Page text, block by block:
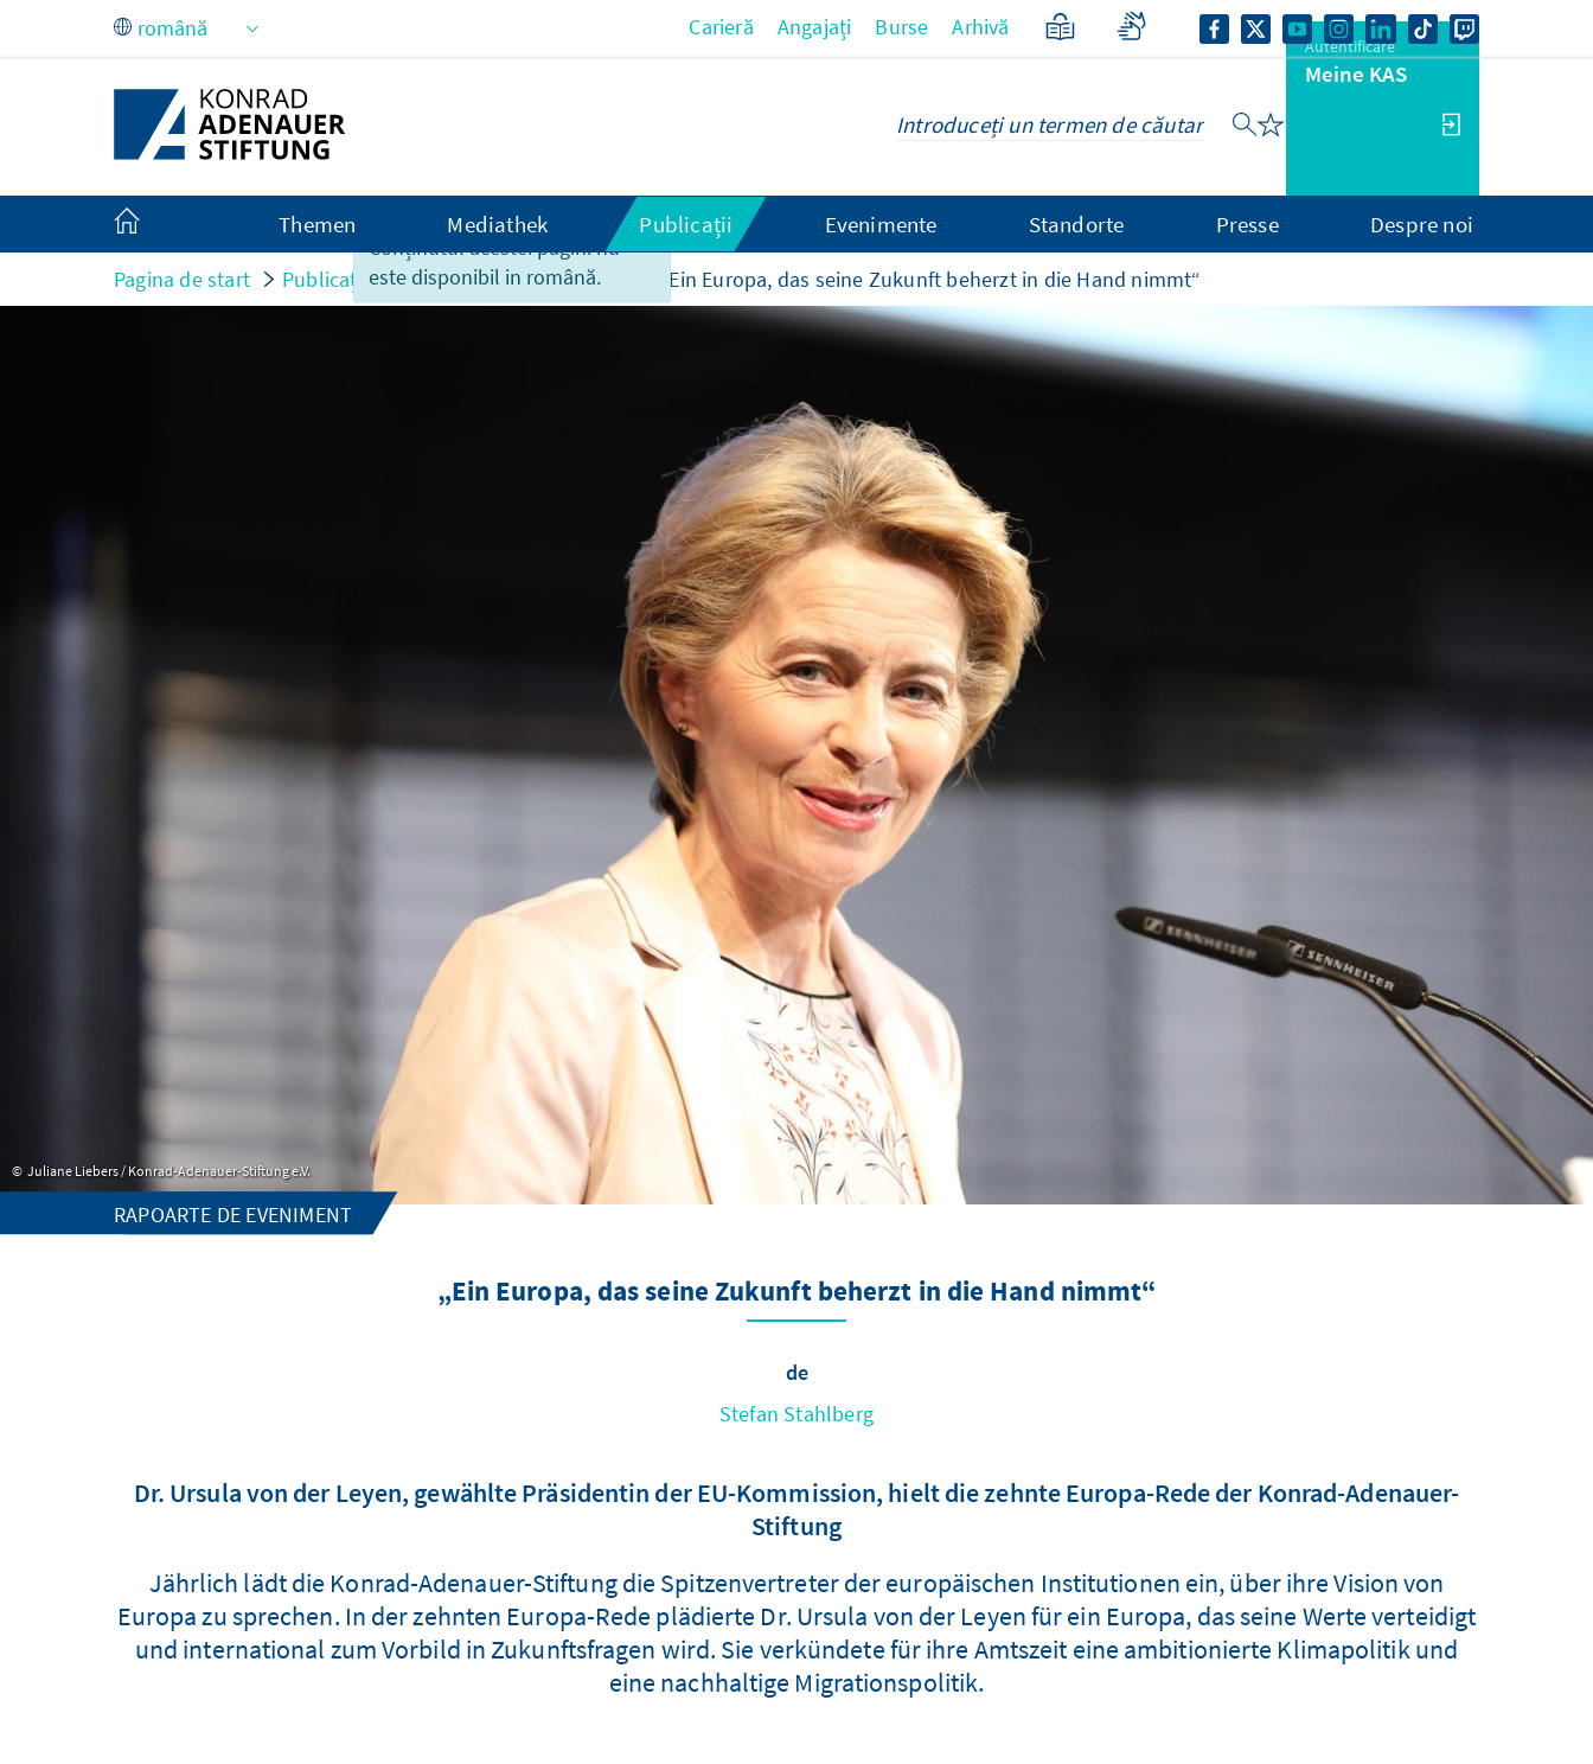
Skip to Main Content
Conținutul acestei pagini nu
este disponibil in română.
Carieră Angajați Burse Arhivă
Autentificare
Meine KAS
Themen Mediathek Publicații Evenimente Standorte Presse Despre noi
Pagina de start Publicații Contributii la manifestari „Ein Europa, das seine Zukunft beherzt in die Hand nimmt“
Juliane Liebers / Konrad-Adenauer-Stiftung e.V.
RAPOARTE DE EVENIMENT
„Ein Europa, das seine Zukunft beherzt in die Hand nimmt“
de
Stefan Stahlberg
Dr. Ursula von der Leyen, gewählte Präsidentin der EU-Kommission, hielt die zehnte Europa-Rede der Konrad-Adenauer-
Stiftung
Jährlich lädt die Konrad-Adenauer-Stiftung die Spitzenvertreter der europäischen Institutionen ein, über ihre Vision von
Europa zu sprechen. In der zehnten Europa-Rede plädierte Dr. Ursula von der Leyen für ein Europa, das seine Werte verteidigt
und international zum Vorbild in Zukunftsfragen wird. Sie verkündete für ihre Amtszeit eine ambitionierte Klimapolitik und
eine nachhaltige Migrationspolitik.